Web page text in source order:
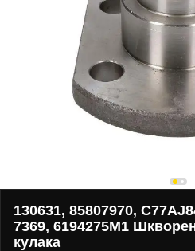
130631, 85807970,
7369, 6194275M1
кулака